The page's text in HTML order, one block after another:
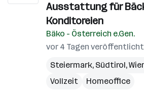
Ausstattung für
Konditoreien
Bäko - Österreich e.Gen.
vor 4 Tagen veröffentlicht
Steiermark, Südtirol,
Vollzeit
Homeoffice